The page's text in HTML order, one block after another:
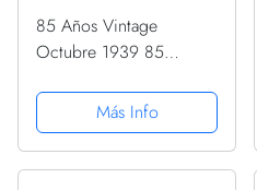
85 Años Vintage
Octubre 1939 85
PopSockets PopGrip
Intercambiable
Más Info